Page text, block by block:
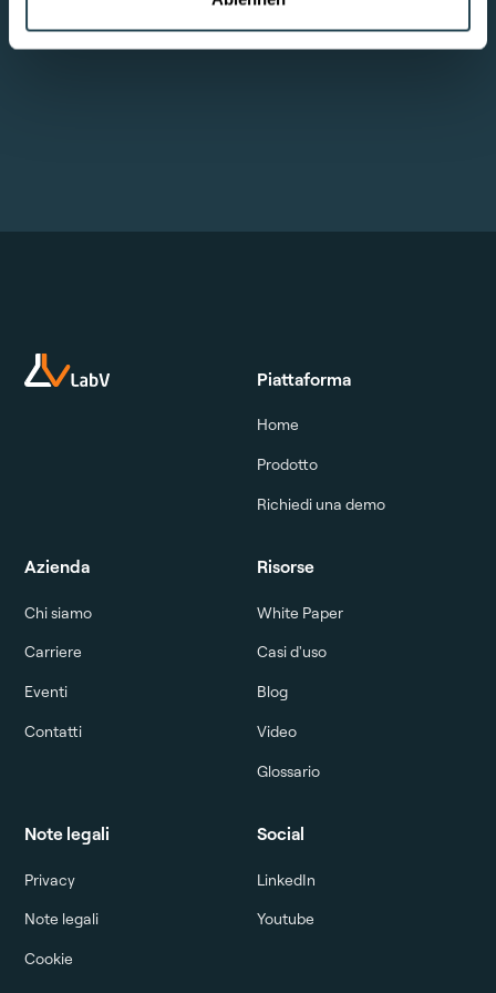
Live-Einblick vereinbaren
Piattaforma
Home
Prodotto
Richiedi una demo
Azienda
Chi siamo
Carriere
Eventi
Contatti
Risorse
White Paper
Casi d'uso
Blog
Video
Glossario
Note legali
Privacy
Note legali
Cookie
Social
LinkedIn
Youtube